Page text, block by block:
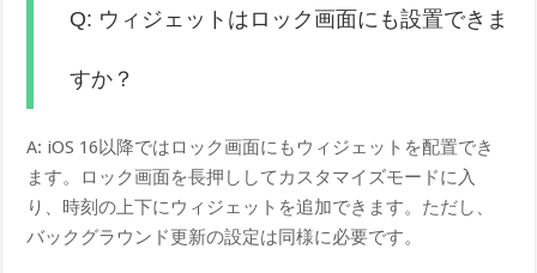
Q: ウィジェットはロック画面にも設置できま
すか？
A: iOS 16以降ではロック画面にもウィジェットを配置でき
ます。ロック画面を長押ししてカスタマイズモードに入
り、時刻の上下にウィジェットを追加できます。ただし、
バックグラウンド更新の設定は同様に必要です。